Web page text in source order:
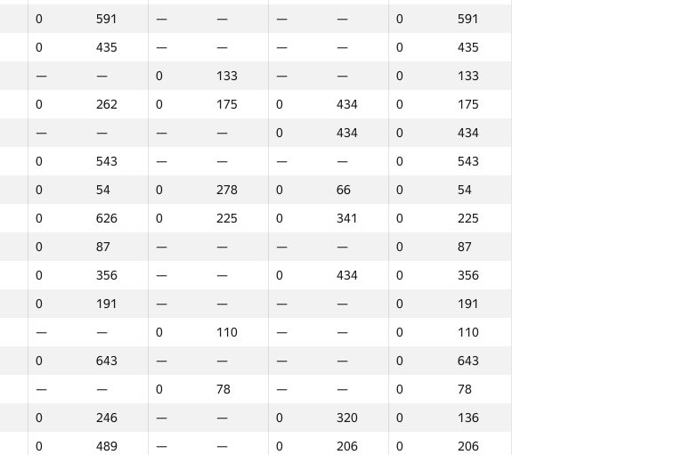
0 591 — — — — 0
591
0 435 — — — — 0
435
— — 0 133 — — 0
133
0 262 0 175 0 434 0
175
— — — — 0 434 0
434
0 543 — — — — 0
543
0 54 0 278 0 66 0
54
0 626 0 225 0 341 0
225
0 87 — — — — 0
87
0 356 — — 0 434 0
356
0 191 — — — — 0
191
— — 0 110 — — 0
110
0 643 — — — — 0
643
— — 0 78 — — 0
78
0 246 — — 0 320 0
136
0 489 — — 0 206 0
206
Round 1 Round 3 Total
GP30 Place GP30 Place GP30 Place